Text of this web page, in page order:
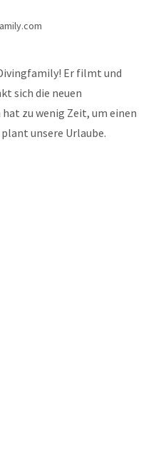
Er filmt und
sich die neuen
zu wenig Zeit, um einen
unsere Urlaube.